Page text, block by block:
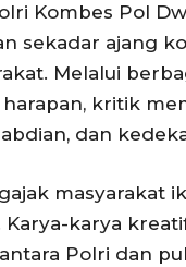
Kombes Pol
sekadar ajang
Melalui
kritik
dan
masyarakat
karya
Polri dan